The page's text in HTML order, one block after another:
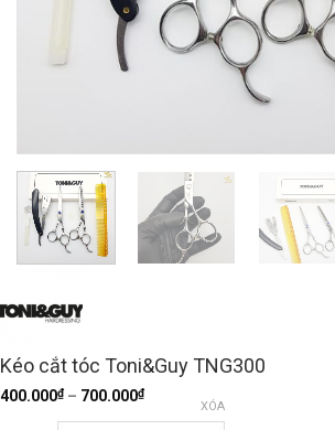
Kéo cắt tóc Toni&Guy TNG300
400.000₫ – 700.000₫
XÓA